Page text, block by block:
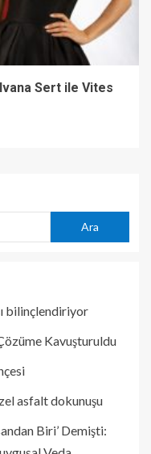
Sert ile Vites
Ara
bilinçlendiriyor
Kavuşturuldu
asfalt dokunuşu
Biri’ Demişti: